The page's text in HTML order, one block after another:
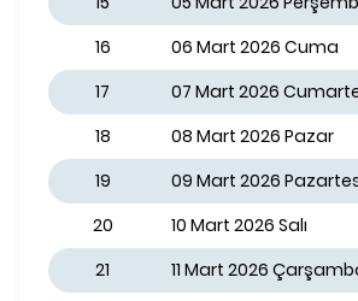
16
06 Mart 2026 Cuma
17
07 Mart 2026
18
08 Mart 2026 Pazar
19
09 Mart 2026
20
10 Mart 2026 Salı
21
11 Mart 2026